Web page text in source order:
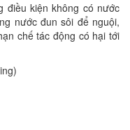
điều kiện không có nước
nước đun sôi để nguội,
chế tác động có hại tới